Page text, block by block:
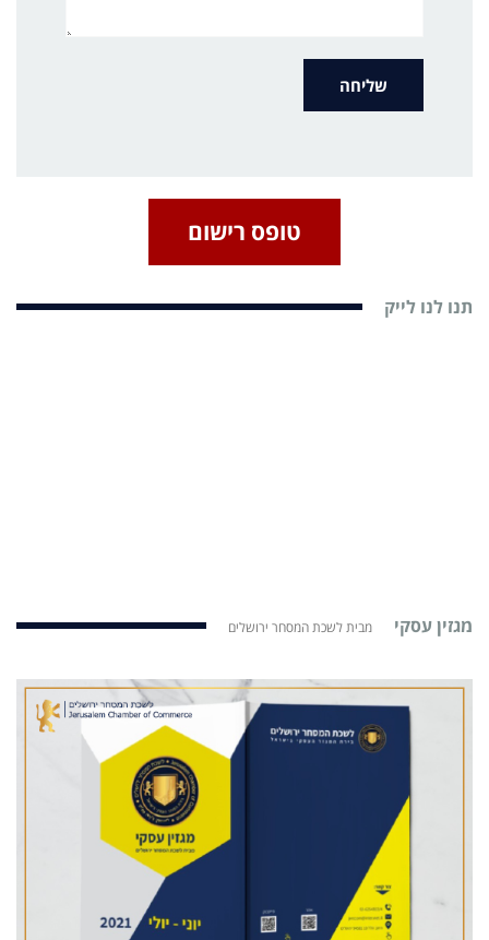
טופס רישום
תנו לנו לייק
מגזין עסקי מבית לשכת המסחר ירושלים